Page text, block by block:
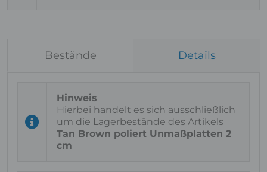
Bestände Details
Hierbei handelt es sich ausschließlich
um die Lagerbestände des Artikels
Tan Brown poliert Unmaßplatten 2
cm